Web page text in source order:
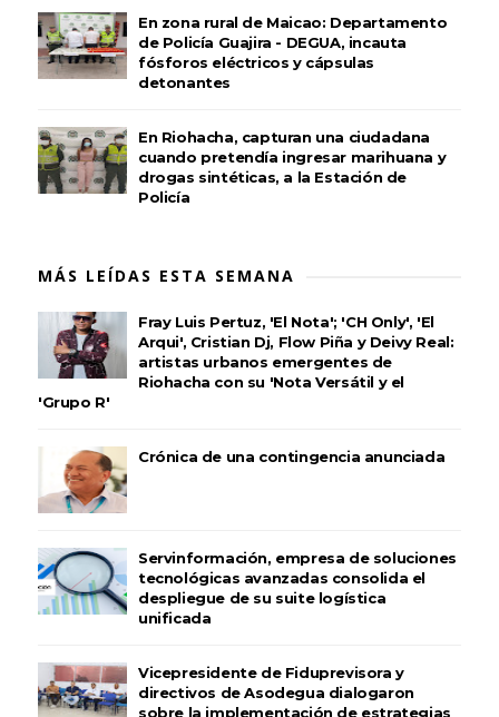
En zona rural de Maicao: Departamento
de Policía Guajira - DEGUA, incauta
fósforos eléctricos y cápsulas
detonantes
En Riohacha, capturan una ciudadana
cuando pretendía ingresar marihuana y
drogas sintéticas, a la Estación de
Policía
MÁS LEÍDAS ESTA SEMANA
Fray Luis Pertuz, 'El Nota'; 'CH Only', 'El
Arqui', Cristian Dj, Flow Piña y Deivy Real:
artistas urbanos emergentes de
Riohacha con su 'Nota Versátil y el
'Grupo R'
Crónica de una contingencia anunciada
Servinformación, empresa de soluciones
tecnológicas avanzadas consolida el
despliegue de su suite logística
unificada
Vicepresidente de Fiduprevisora y
directivos de Asodegua dialogaron
sobre la implementación de estrategias